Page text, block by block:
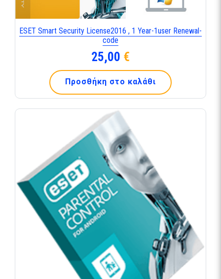
ESET Smart Security License2016 , 1 Year-1user Renewal-
code
25,00 €
Προσθήκη στο καλάθι